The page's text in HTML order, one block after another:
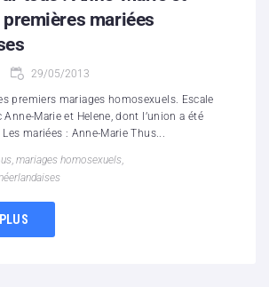
premières mariées
29/05/2013
premiers mariages homosexuels. Escale
Anne-Marie et Helene, dont l’union a été
mariées : Anne-Marie Thus...
, mariages homosexuels,